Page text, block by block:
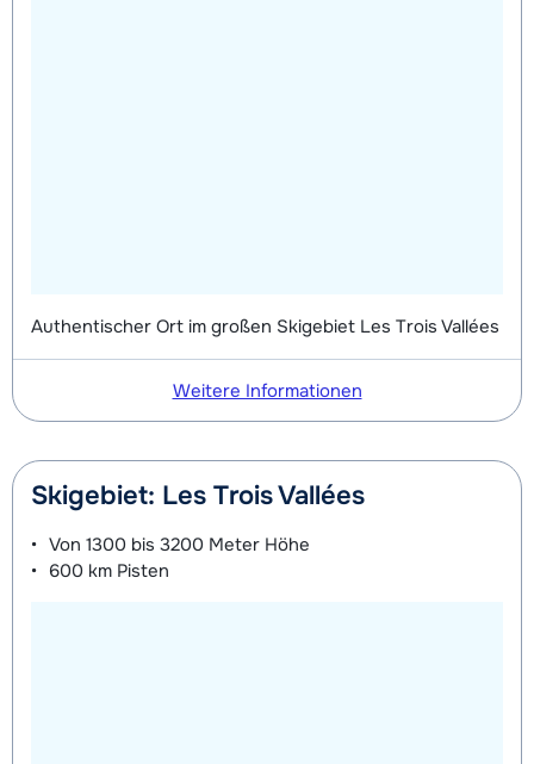
Authentischer Ort im großen Skigebiet Les Trois Vallées
Weitere Informationen
Skigebiet: Les Trois Vallées
Von 1300 bis 3200 Meter Höhe
600 km Pisten